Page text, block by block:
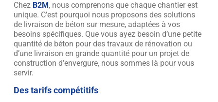
Chez B2M , nous comprenons que chaque chantier est
unique. C’est pourquoi nous proposons des solutions
de livraison de béton sur mesure, adaptées à vos
besoins spécifiques. Que vous ayez besoin d’une petite
quantité de béton pour des travaux de rénovation ou
d’une livraison en grande quantité pour un projet de
construction d’envergure, nous sommes là pour vous
servir.
Des tarifs compétitifs